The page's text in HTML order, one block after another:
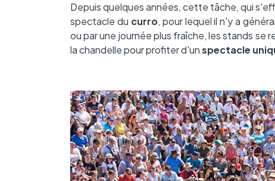
Depuis quelques années, cette tâche, qui
spectacle du curro, pour lequel il n'y a
ou par une journée plus fraîche, les stands
la chandelle pour profiter d'unspectacle